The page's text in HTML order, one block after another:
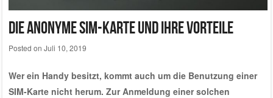
Die anonyme SIM-Karte und ihre Vorteile
Posted on Juli 10, 2019
Wer ein Handy besitzt, kommt auch um die Benutzung einer
SIM-Karte nicht herum. Zur Anmeldung einer solchen